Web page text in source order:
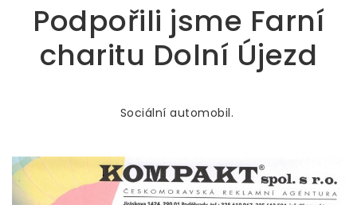
Podpořili jsme Farní
charitu Dolní Újezd
Sociální automobil.